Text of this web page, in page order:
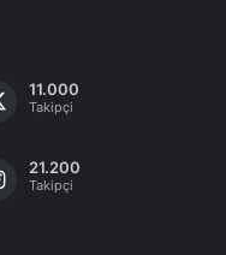
11.000
Takipçi
21.200
Takipçi